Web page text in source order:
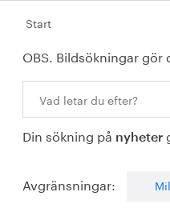
Start
OBS. Bildsökningar gör
Din sökning på nyheter
Avgränsningar: